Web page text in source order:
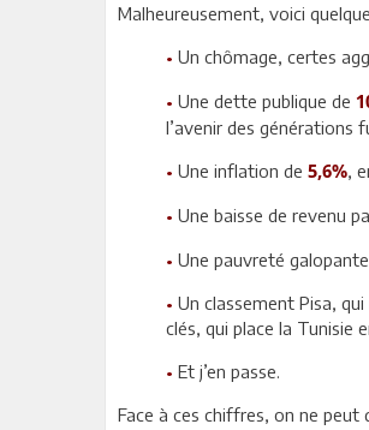
Malheureusement, voici
• Un chômage, certes
• Une dette publique de
l’avenir des générations
• Une inflation de 5,6%,
• Une baisse de revenu
• Une pauvreté galopante
• Un classement Pisa,
clés, qui place la Tunisie
• Et j’en passe.
Face à ces chiffres, on ne